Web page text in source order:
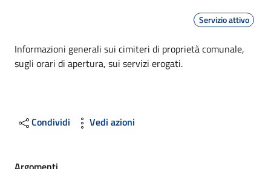
Servizio attivo
Dettagli
Informazioni generali sui cimiteri di proprietà comunale,
sugli orari di apertura, sui servizi erogati.
Condividi Vedi azioni